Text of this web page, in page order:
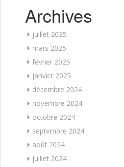
Archives
juillet 2025
mars 2025
février 2025
janvier 2025
décembre 2024
novembre 2024
octobre 2024
septembre 2024
août 2024
juillet 2024